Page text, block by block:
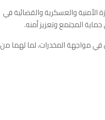
الأمنية والعسكرية والقضائية في
المجتمع وتعزيز أمنه.
في مواجهة المخدرات، لما لهما من